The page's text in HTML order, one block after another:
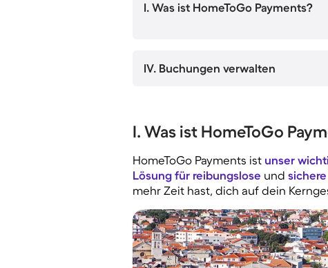
I. Was ist HomeToGo Payments?
IV. Buchungen verwalten
I. Was ist HomeToGo
HomeToGo Payments ist unser
Lösung für reibungslose und
mehr Zeit hast, dich auf dein